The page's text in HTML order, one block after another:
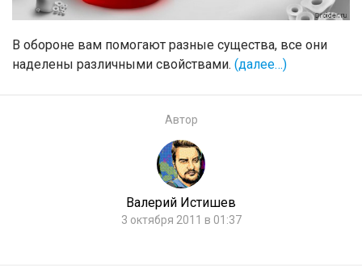
В обороне вам помогают разные существа, все они
наделены различными свойствами. (далее…)
Автор
Валерий Истишев
3 октября 2011 в 01:37